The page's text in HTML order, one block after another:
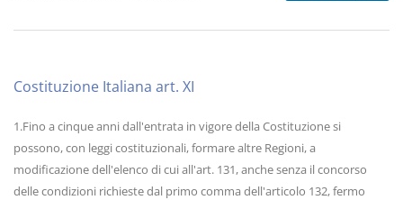
Costituzione Italiana art. XI
1.Fino a cinque anni dall'entrata in vigore della Costituzione si
possono, con leggi costituzionali, formare altre Regioni, a
modificazione dell'elenco di cui all'art. 131, anche senza il concorso
delle condizioni richieste dal primo comma dell'articolo 132, fermo